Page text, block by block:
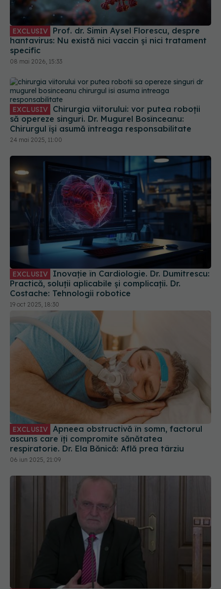
EXCLUSIV
hantavirus: Nu există nici vaccin și nici tratament
specific
08 mai 2026, 15:33
EXCLUSIV
să opereze singuri. Dr. Mugurel Bosînceanu:
Chirurgul își asumă întreaga responsabilitate
24 mai 2025, 11:00
EXCLUSIV
Practică, soluții aplicabile și complicații. Dr.
Costache: Tehnologii robotice
19 oct 2025, 18:30
EXCLUSIV
ascuns care îți compromite sănătatea
respiratorie. Dr. Ela Bănică: Află prea târziu
06 iun 2025, 21:09